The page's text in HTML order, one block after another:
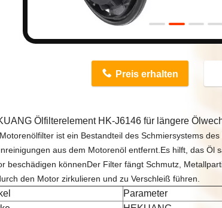
Preis erhalten
Ölfilterelement HK-J6146 für längere
ist ein Bestandteil des Schmiersystems
aus dem Motorenöl entfernt.Es hilft, das Öl
beschädigen könnenDer Filter fängt Schmutz,
den Motor zirkulieren und zu Verschleiß führen.
Parameter